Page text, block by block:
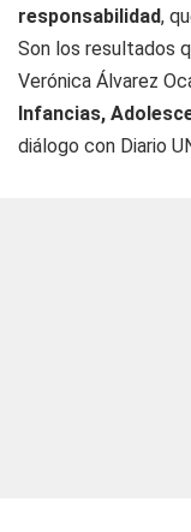
responsabilidad,
Son los resultados
Verónica Álvarez
Infancias,
diálogo con Diario